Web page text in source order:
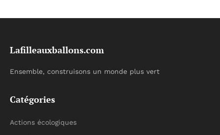
Lafilleauxballons.com
Ensemble, construisons un monde plus vert
Catégories
Actions écologiques